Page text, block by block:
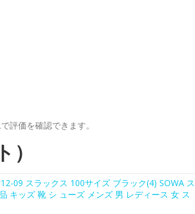
評価を確認できます。
09 スラックス 100サイズ ブラック(4) SOWA ス
ッズ 靴 シ ューズ メンズ 男 レディース 女 ス